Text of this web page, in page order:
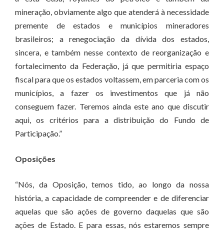
mineração, obviamente algo que atenderá à necessidade
premente de estados e municípios mineradores
brasileiros; a renegociação da dívida dos estados,
sincera, e também nesse contexto de reorganização e
fortalecimento da Federação, já que permitiria espaço
fiscal para que os estados voltassem, em parceria com os
municípios, a fazer os investimentos que já não
conseguem fazer. Teremos ainda este ano que discutir
aqui, os critérios para a distribuição do Fundo de
Participação.”
Oposições
“Nós, da Oposição, temos tido, ao longo da nossa
história, a capacidade de compreender e de diferenciar
aquelas que são ações de governo daquelas que são
ações de Estado. E para essas, nós estaremos sempre